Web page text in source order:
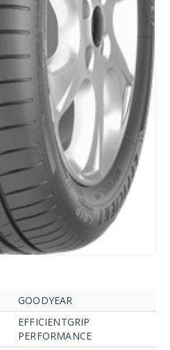
GOODYEAR
EFFICIENTGRIP
PERFORMANCE